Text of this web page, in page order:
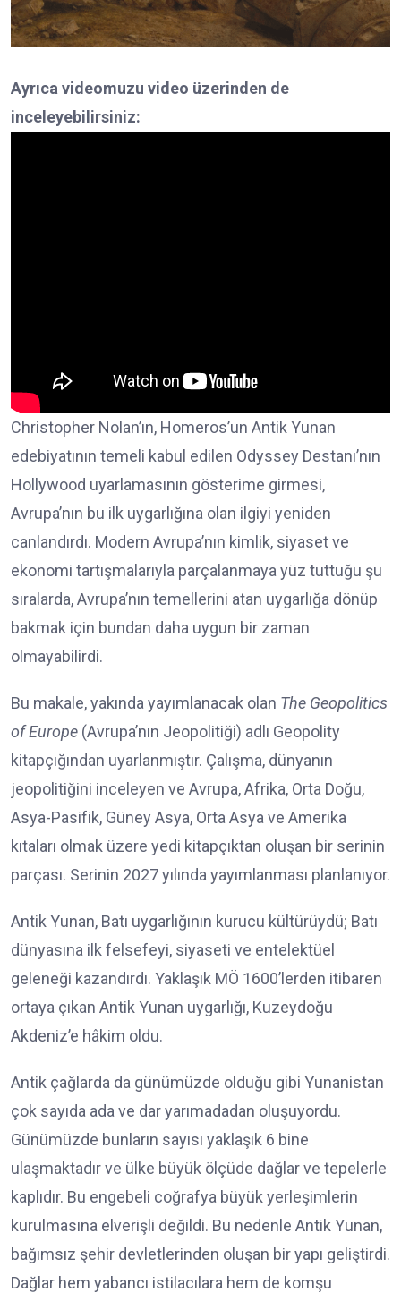
Ayrıca videomuzu video üzerinden de
inceleyebilirsiniz:
Christopher Nolan’ın, Homeros’un Antik Yunan
edebiyatının temeli kabul edilen Odyssey Destanı’nın
Hollywood uyarlamasının gösterime girmesi,
Avrupa’nın bu ilk uygarlığına olan ilgiyi yeniden
canlandırdı. Modern Avrupa’nın kimlik, siyaset ve
ekonomi tartışmalarıyla parçalanmaya yüz tuttuğu şu
sıralarda, Avrupa’nın temellerini atan uygarlığa dönüp
bakmak için bundan daha uygun bir zaman
olmayabilirdi.
Bu makale, yakında yayımlanacak olan The Geopolitics
of Europe (Avrupa’nın Jeopolitiği) adlı Geopolity
kitapçığından uyarlanmıştır. Çalışma, dünyanın
jeopolitiğini inceleyen ve Avrupa, Afrika, Orta Doğu,
Asya-Pasifik, Güney Asya, Orta Asya ve Amerika
kıtaları olmak üzere yedi kitapçıktan oluşan bir serinin
parçası. Serinin 2027 yılında yayımlanması planlanıyor.
Antik Yunan, Batı uygarlığının kurucu kültürüydü; Batı
dünyasına ilk felsefeyi, siyaseti ve entelektüel
geleneği kazandırdı. Yaklaşık MÖ 1600’lerden itibaren
ortaya çıkan Antik Yunan uygarlığı, Kuzeydoğu
Akdeniz’e hâkim oldu.
Antik çağlarda da günümüzde olduğu gibi Yunanistan
çok sayıda ada ve dar yarımadadan oluşuyordu.
Günümüzde bunların sayısı yaklaşık 6 bine
ulaşmaktadır ve ülke büyük ölçüde dağlar ve tepelerle
kaplıdır. Bu engebeli coğrafya büyük yerleşimlerin
kurulmasına elverişli değildi. Bu nedenle Antik Yunan,
bağımsız şehir devletlerinden oluşan bir yapı geliştirdi.
Dağlar hem yabancı istilacılara hem de komşu